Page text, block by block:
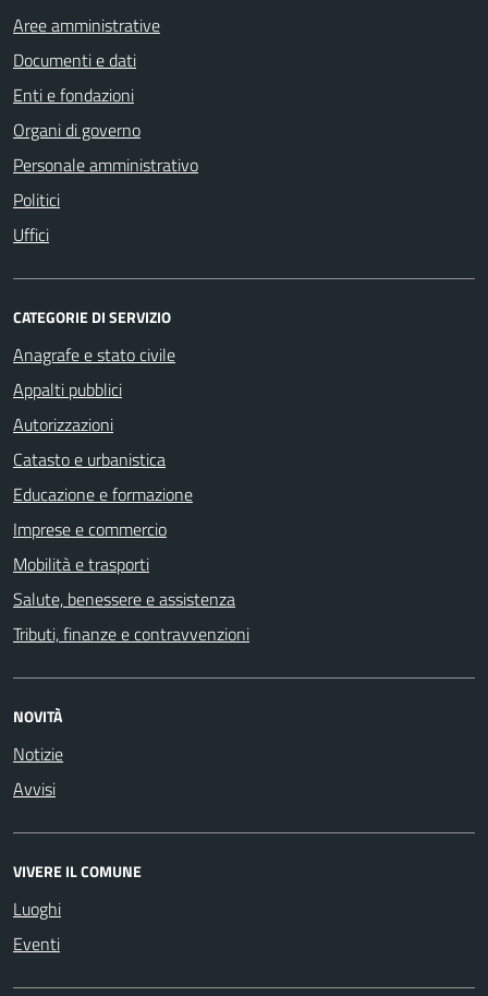
Aree amministrative
Documenti e dati
Enti e fondazioni
Organi di governo
Personale amministrativo
Politici
Uffici
CATEGORIE DI SERVIZIO
Anagrafe e stato civile
Appalti pubblici
Autorizzazioni
Catasto e urbanistica
Educazione e formazione
Imprese e commercio
Mobilità e trasporti
Salute, benessere e assistenza
Tributi, finanze e contravvenzioni
NOVITÀ
Notizie
Avvisi
VIVERE IL COMUNE
Luoghi
Eventi